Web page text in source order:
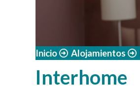
Inicio Alojamientos
Interhome